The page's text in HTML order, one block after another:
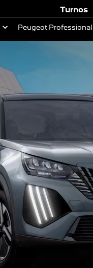
Turnos
Peugeot Professional